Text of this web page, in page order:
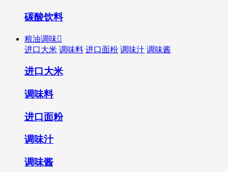
碳酸饮料
粮油调味
进口大米 调味料 进口面粉 调味汁 调味酱
进口大米
调味料
进口面粉
调味汁
调味酱